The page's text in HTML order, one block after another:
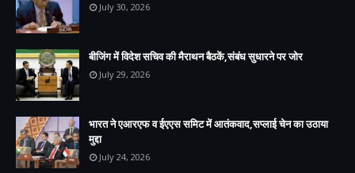
July 30, 2026
बीजिंग में विदेश सचिव की मैराथन बैठकें,संबंध सुधारने पर जोर
July 29, 2026
भारत ने एआरएफ व ईएएस समिट में आतंकवाद,सप्लाई चेन का उठाया
मुद्दा
July 24, 2026